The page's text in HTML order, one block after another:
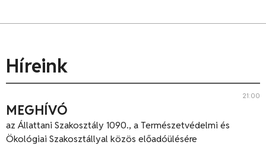
Híreink
MEGHÍVÓ
21:00
az Állattani Szakosztály 1090., a Természetvédelmi és
Ökológiai Szakosztállyal közös előadóülésére